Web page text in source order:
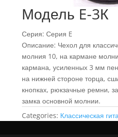
Модель E-3К
Серия: Серия E
Описание: Чехол для
молния 10, на кармане
кармана, усиленных 3 мм
на нижней стороне торца,
кнопках, рюкзачные ремни,
замка основной молнии.
Categories: Классическая